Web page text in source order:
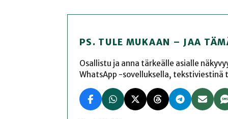
PS. TULE MUKAAN – JAA
Osallistu ja anna tärkeälle asialle
WhatsApp -sovelluksella,